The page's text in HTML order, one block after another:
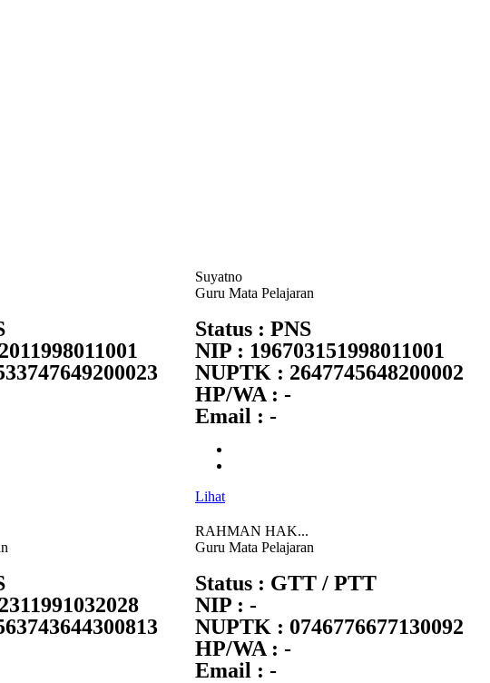
Suyatno
Guru Mata Pelajaran
Status : PNS
NIP : 196703151998011001
NUPTK : 2647745648200002
HP/WA : -
Email : -
Lihat
RAHMAN HAK...
Guru Mata Pelajaran
Status : GTT / PTT
NIP : -
NUPTK : 0746776677130092
HP/WA : -
Email : -